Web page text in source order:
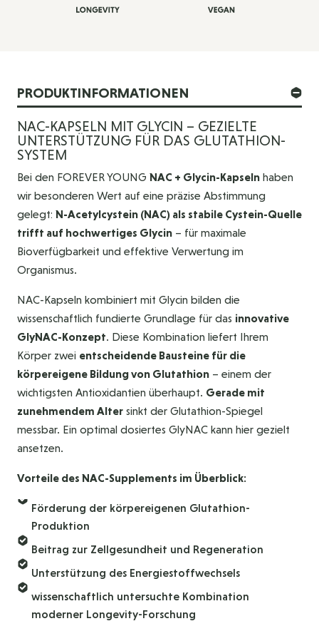
PRODUKTINFORMATIONEN
NAC-KAPSELN MIT GLYCIN – GEZIELTE
UNTERSTÜTZUNG FÜR DAS GLUTATHION-
SYSTEM
Bei den FOREVER YOUNG NAC + Glycin-Kapseln haben
wir besonderen Wert auf eine präzise Abstimmung
gelegt: N-Acetylcystein (NAC) als stabile Cystein-Quelle
trifft auf hochwertiges Glycin – für maximale
Bioverfügbarkeit und effektive Verwertung im
Organismus.
NAC-Kapseln kombiniert mit Glycin bilden die
wissenschaftlich fundierte Grundlage für das innovative
GlyNAC-Konzept. Diese Kombination liefert Ihrem
Körper zwei entscheidende Bausteine für die
körpereigene Bildung von Glutathion – einem der
wichtigsten Antioxidantien überhaupt. Gerade mit
zunehmendem Alter sinkt der Glutathion-Spiegel
messbar. Ein optimal dosiertes GlyNAC kann hier gezielt
ansetzen.
Vorteile des NAC-Supplements im Überblick:
Förderung der körpereigenen Glutathion-
Produktion
Beitrag zur Zellgesundheit und Regeneration
Unterstützung des Energiestoffwechsels
wissenschaftlich untersuchte Kombination
moderner Longevity-Forschung